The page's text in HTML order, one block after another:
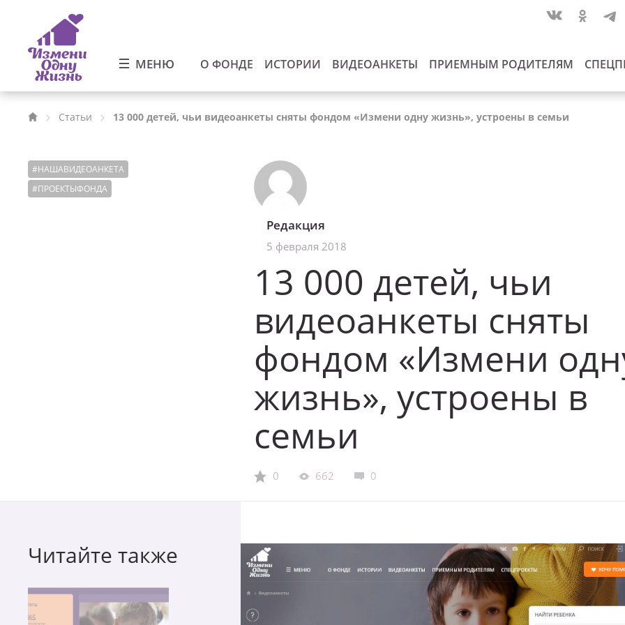
МЕНЮ О ФОНДЕ ИСТОРИИ ВИДЕОАНКЕТЫ ПРИЕМНЫМ РОДИТЕЛЯМ
Статьи 13 000 детей, чьи видеоанкеты сняты фондом «Измени одну жизнь», устроены в семьи
#НАШАВИДЕОАНКЕТА
#ПРОЕКТЫФОНДА
Редакция
5 февраля 2018
13 000 детей, чьи
видеоанкеты сняты
фондом «Измени
жизнь», устроены в
семьи
0 662 0
Читайте также